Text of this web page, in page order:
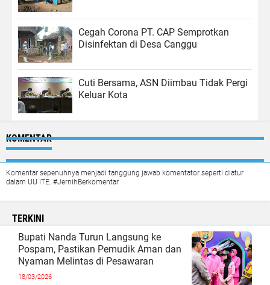
Cegah Corona PT. CAP Semprotkan
Disinfektan di Desa Canggu
Cuti Bersama, ASN Diimbau Tidak Pergi
Keluar Kota
KOMENTAR
Komentar sepenuhnya menjadi tanggung jawab komentator seperti diatur
dalam UU ITE. #JernihBerkomentar
TERKINI
Bupati Nanda Turun Langsung ke
Pospam, Pastikan Pemudik Aman dan
Nyaman Melintas di Pesawaran
18/03/2026